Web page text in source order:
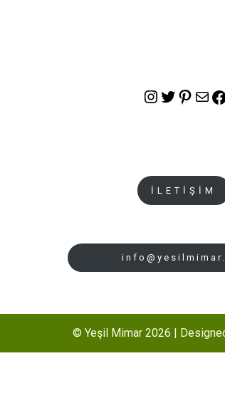
Instagram
Twitter
E-
İLETİŞİM
© Yeşil Mimar 2026 |